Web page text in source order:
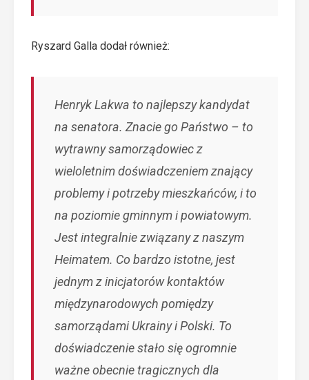
Ryszard Galla dodał również:
Henryk Lakwa to najlepszy kandydat
na senatora. Znacie go Państwo – to
wytrawny samorządowiec z
wieloletnim doświadczeniem znający
problemy i potrzeby mieszkańców, i to
na poziomie gminnym i powiatowym.
Jest integralnie związany z naszym
Heimatem. Co bardzo istotne, jest
jednym z inicjatorów kontaktów
międzynarodowych pomiędzy
samorządami Ukrainy i Polski. To
doświadczenie stało się ogromnie
ważne obecnie tragicznych dla